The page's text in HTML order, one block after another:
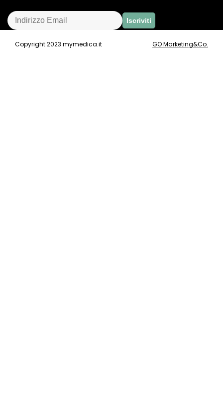
Copyright 2023 mymedica.it GO Marketing&Co.